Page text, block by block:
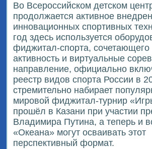
Во Всероссийском детском
продолжается активное
инновационных спортивных
год здесь используется
фиджитал-спорта,
активность и виртуальные
направление, официально
реестр видов спорта России в
стремительно набирает
мировой фиджитал-турнир
прошёл в Казани при участии
Владимира Путина, а теперь и
«Океана» могут осваивать этот
перспективный формат.